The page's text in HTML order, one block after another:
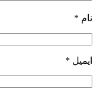
نام *
ایمیل *